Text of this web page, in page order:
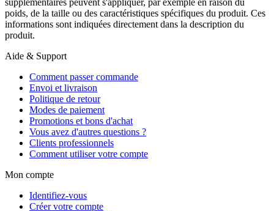
poids, de la taille ou des caractéristiques spécifiques du produit. Ces
informations sont indiquées directement dans la description du
produit.
Aide & Support
Comment passer commande
Envoi et livraison
Politique de retour
Modes de paiement
Promotions et bons d'achat
Vous avez d'autres questions ?
Clients professionnels
Comment utiliser votre compte
Mon compte
Identifiez-vous
Créer votre compte